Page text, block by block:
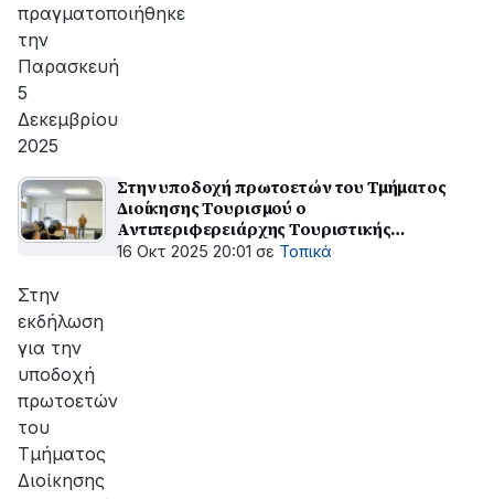
πραγματοποιήθηκε
την
Παρασκευή
5
Δεκεμβρίου
2025
Στην υποδοχή πρωτοετών του Τμήματος
Διοίκησης Τουρισμού ο
Αντιπεριφερειάρχης Τουριστικής
Ανάπτυξης, Πάνος Σακελλαρόπουλος
16 Οκτ 2025 20:01 σε Τοπικά
Στην
εκδήλωση
για την
υποδοχή
πρωτοετών
του
Τμήματος
Διοίκησης